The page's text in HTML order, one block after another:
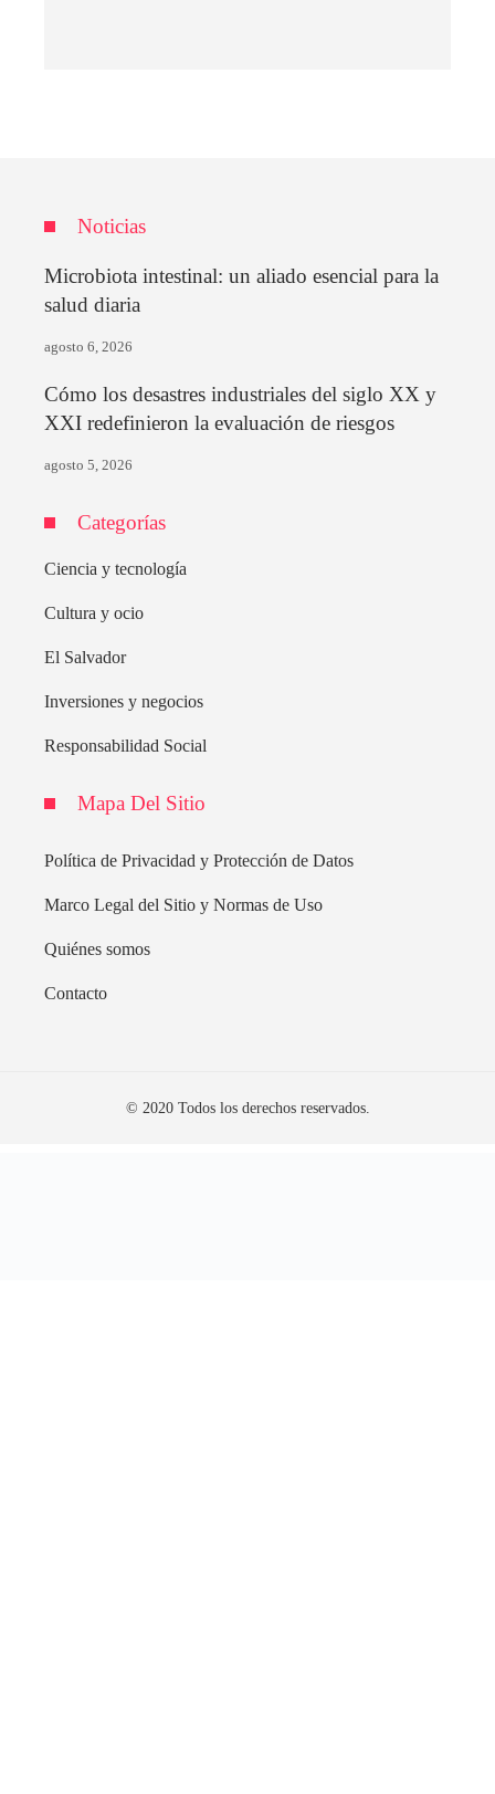
Noticias
Microbiota intestinal: un aliado esencial para la
salud diaria
agosto 6, 2026
Cómo los desastres industriales del siglo XX y
XXI redefinieron la evaluación de riesgos
agosto 5, 2026
Categorías
Ciencia y tecnología
Cultura y ocio
El Salvador
Inversiones y negocios
Responsabilidad Social
Mapa Del Sitio
Política de Privacidad y Protección de Datos
Marco Legal del Sitio y Normas de Uso
Quiénes somos
Contacto
© 2020 Todos los derechos reservados.